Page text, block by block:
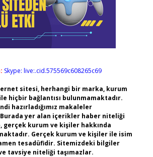
Skype: live:.cid.575569c608265c69
sitesi, herhangi bir marka, kurum
hiçbir bağlantısı bulunmamaktadır.
hazırladığımız makaleler
Burada yer alan içerikler haber niteliği
gerçek kurum ve kişiler hakkında
Gerçek kurum ve kişiler ile isim
tesadüfidir. Sitemizdeki bilgiler
tavsiye niteliği taşımazlar.